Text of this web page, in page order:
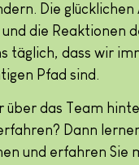
Die glücklichen
die Reaktionen
täglich, dass wir
Pfad sind.
über das Team
Dann
und erfahren Sie